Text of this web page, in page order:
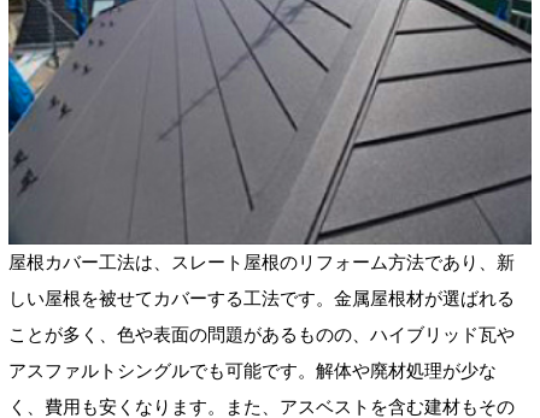
屋根カバー工法は、スレート屋根のリフォーム方法であり、新
しい屋根を被せてカバーする工法です。金属屋根材が選ばれる
ことが多く、色や表面の問題があるものの、ハイブリッド瓦や
アスファルトシングルでも可能です。解体や廃材処理が少な
く、費用も安くなります。また、アスベストを含む建材もその